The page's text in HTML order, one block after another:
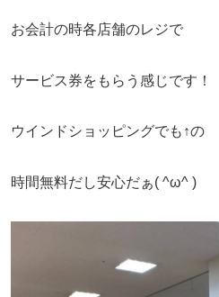
お会計の時各店舗のレジで
サービス券をもらう感じです！
ウインドショッピングでも↑の
時間無料だし安心だぁ( ^ω^ )